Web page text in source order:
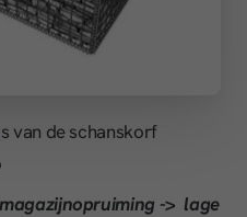
van de schanskorf
-> lage